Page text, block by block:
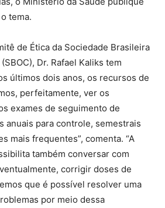
tema.
de Ética da Sociedade Brasileira
Dr. Rafael Kaliks tem
últimos dois anos, os recursos de
perfeitamente, ver os
exames de seguimento de
anuais para controle, semestrais
mais frequentes”, comenta. “A
também conversar com
corrigir doses de
que é possível resolver uma
por meio dessa